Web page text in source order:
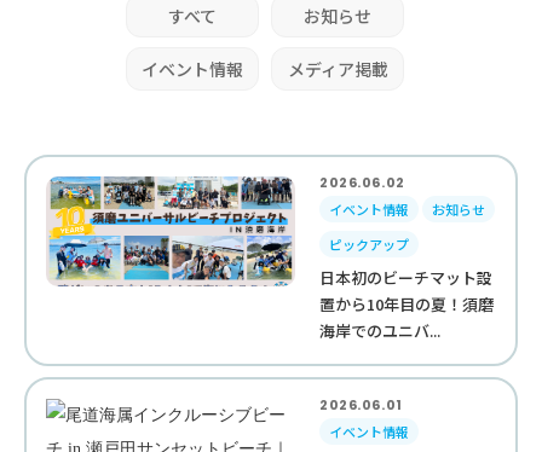
すべて お知らせ
イベント情報 メディア掲載
2026.06.02
イベント情報
お知らせ
ピックアップ
日本初のビーチマット設
置から10年目の夏！須磨
海岸でのユニバ...
2026.06.01
イベント情報